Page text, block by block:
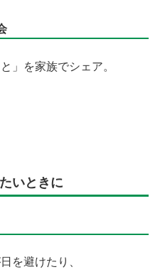
」を家族でシェア。
いときに
を避けたり、